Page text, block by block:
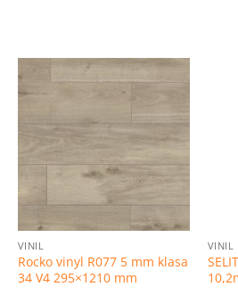
želja
VINIL
Rocko vinyl R077 5 mm klasa
34 V4 295×1210 mm
VINIL